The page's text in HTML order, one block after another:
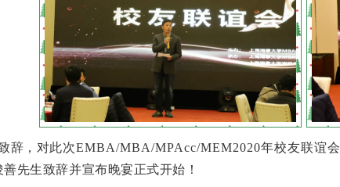
辞，对此次EMBA/MBA/MPAcc/MEM2020年校友联谊会
先生致辞并宣布晚宴正式开始！